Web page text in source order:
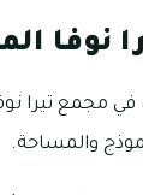
نوفا